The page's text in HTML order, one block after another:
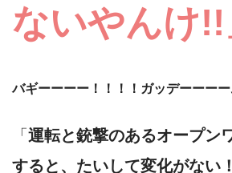
ないやんけ!!
バギーーーー！！！！ガッデーーーー
「 運転と銃撃のあるオープン
すると、たいして変化がない！